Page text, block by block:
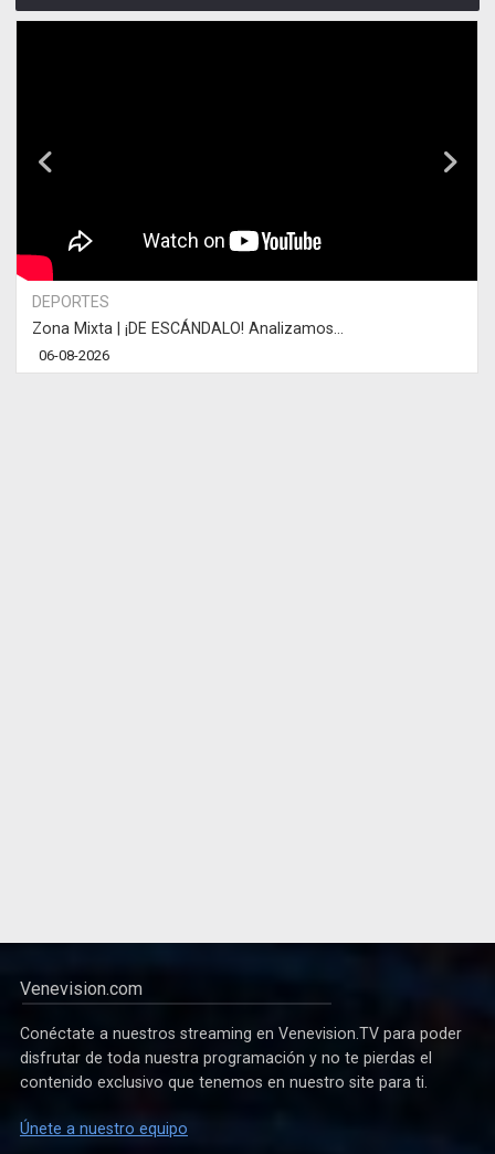
DEPORTES
Zona Mixta | ¡DE ESCÁNDALO! Analizamos...
06-08-2026
Venevision.com
Conéctate a nuestros streaming en Venevision.TV para poder
disfrutar de toda nuestra programación y no te pierdas el
contenido exclusivo que tenemos en nuestro site para ti.
Únete a nuestro equipo